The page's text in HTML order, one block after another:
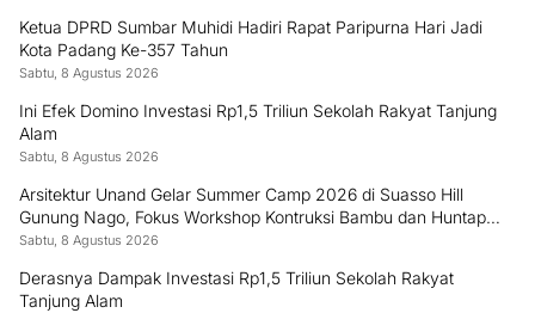
Ketua DPRD Sumbar Muhidi Hadiri Rapat Paripurna Hari Jadi
Kota Padang Ke-357 Tahun
Sabtu, 8 Agustus 2026
Ini Efek Domino Investasi Rp1,5 Triliun Sekolah Rakyat Tanjung
Alam
Sabtu, 8 Agustus 2026
Arsitektur Unand Gelar Summer Camp 2026 di Suasso Hill
Gunung Nago, Fokus Workshop Kontruksi Bambu dan Huntap
Kayu
Sabtu, 8 Agustus 2026
Derasnya Dampak Investasi Rp1,5 Triliun Sekolah Rakyat
Tanjung Alam